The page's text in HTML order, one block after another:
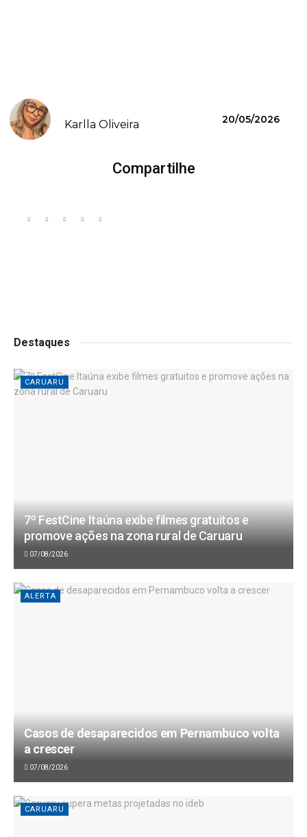
Karlla Oliveira 20/05/2026
Compartilhe
Destaques
CARUARU
7º FestCine Itaúna exibe filmes gratuitos e
promove ações na zona rural de Caruaru
07/08/2026
ALERTA
Casos de desaparecidos em Pernambuco volta
a crescer
07/08/2026
CARUARU